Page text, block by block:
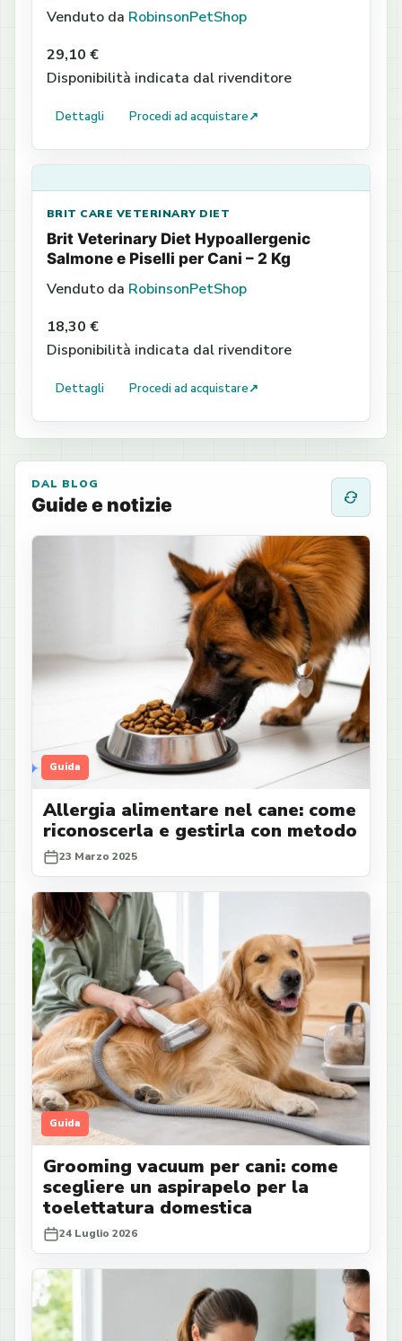
Venduto da RobinsonPetShop
29,10 €
Disponibilità indicata dal rivenditore
Dettagli Procedi ad acquistare↗
BRIT CARE VETERINARY DIET
Brit Veterinary Diet Hypoallergenic
Salmone e Piselli per Cani – 2 Kg
Venduto da RobinsonPetShop
18,30 €
Disponibilità indicata dal rivenditore
Dettagli Procedi ad acquistare↗
DAL BLOG
Guide e notizie
Guida
Allergia alimentare nel cane: come
riconoscerla e gestirla con metodo
23 Marzo 2025
Guida
Grooming vacuum per cani: come
scegliere un aspirapelo per la
toelettatura domestica
24 Luglio 2026